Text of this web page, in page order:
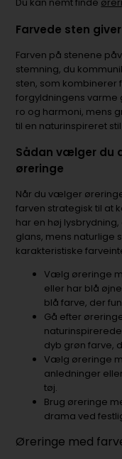
Du kan nemt finde
Farvede sten
Farven på stenene
stemning, du
sten, som kombinerer
forgyldningens varme
ro og harmoni, mens
til en naturinspireret
Sådan vælger du
øreringe
Når du vælger
farven strategisk til at
har en høj
glans, mens naturlige
karakteristiske
Vælg øreringe
eller har blå
blå farve, der
Gå efter
dyb grøn farve,
Vælg øreringe
anledninger
tøj.
Brug øreringe
drama ved
Øreringe med